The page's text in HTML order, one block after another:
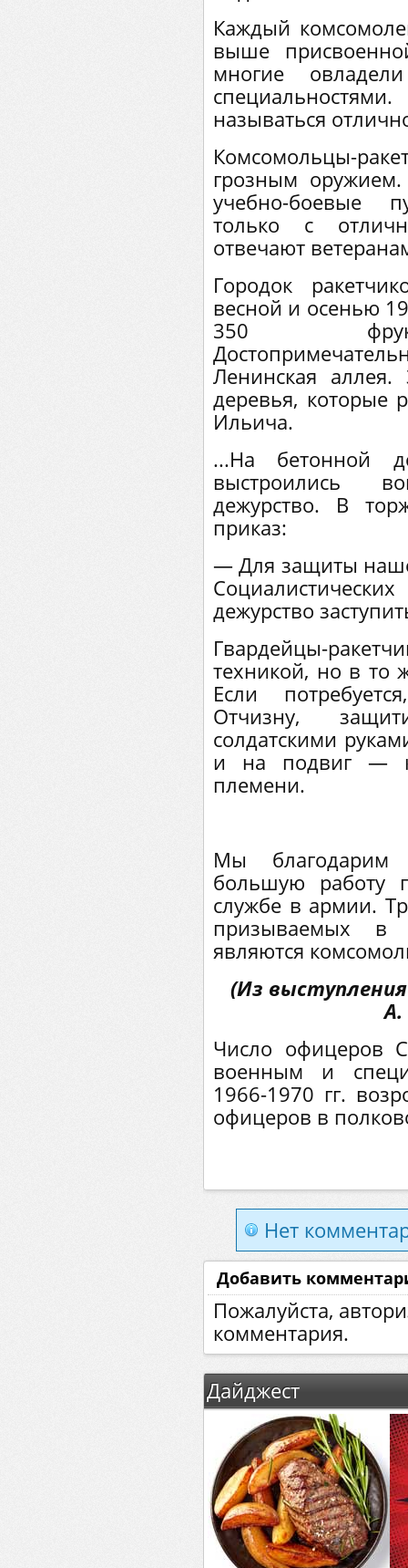
Каждый
выше
многие
называться
Комсомольцы-
грозным
учебно-боевые
только с
отвечают
Городок
весной и осенью
350
Ленинская
деревья, которые
Ильича.
...На бетонной
выстроились
дежурство. В
приказ:
— Для защиты
дежурство
Гвардейцы-
техникой, но в то
Если
Отчизну,
солдатскими
и на подвиг —
племени.
Мы благодарим
большую работу
службе в армии.
призываемых в
являются
(Из
А.
Число офицеров
военным и
1966-1970 гг.
офицеров в
Нет
Добавить
Пожалуйста,
комментария.
Дайджест